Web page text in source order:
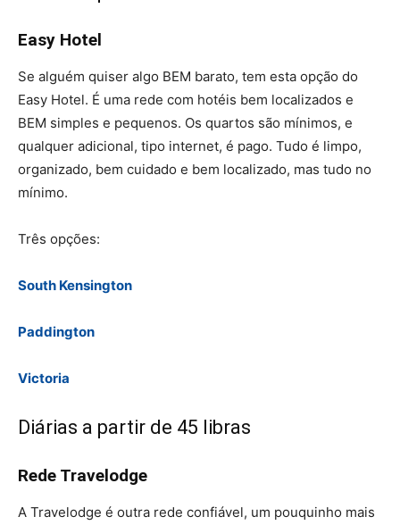
Easy Hotel
Se alguém quiser algo BEM barato, tem esta opção do
Easy Hotel. É uma rede com hotéis bem localizados e
BEM simples e pequenos. Os quartos são mínimos, e
qualquer adicional, tipo internet, é pago. Tudo é limpo,
organizado, bem cuidado e bem localizado, mas tudo no
mínimo.
Três opções:
South Kensington
Paddington
Victoria
Diárias a partir de 45 libras
Rede Travelodge
A Travelodge é outra rede confiável, um pouquinho mais